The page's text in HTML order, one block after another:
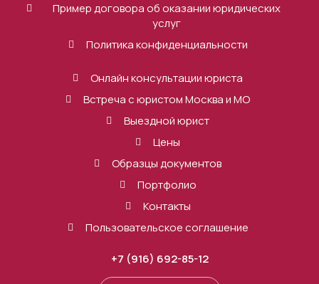
Пример договора об оказании юридических
услуг
Политика конфиденциальности
Онлайн консультации юриста
Встреча с юристом Москва и МО
Выездной юрист
Цены
Образцы документов
Портфолио
Контакты
Пользовательское соглашение
+7 (916) 692-85-12